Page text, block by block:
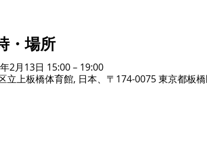
・場所
2月13日 15:00 – 19:00
立上板橋体育館, 日本、〒174-0075 東京都板